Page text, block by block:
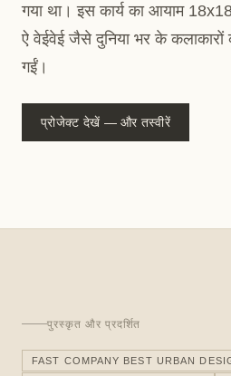
गया था। इस कार्य का आयाम
ऐ वेईवेई जैसे दुनिया भर के कलाकारों
गईं।
प्रोजेक्ट देखें — और तस्वीरें
पुरस्कृत और प्रदर्शित
FAST COMPANY BEST URBAN